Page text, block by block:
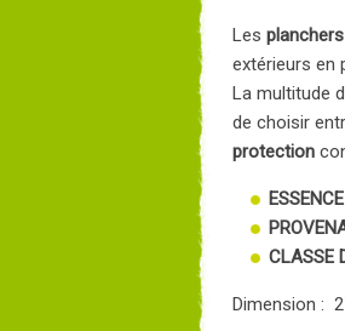
Les
extérieurs en
La multitude
de choisir
protection
ESSENCE
CLASSE
Dimension :